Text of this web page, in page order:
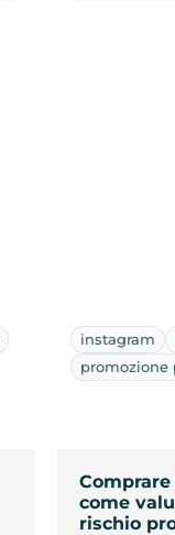
instagram
promozione
come
rischio